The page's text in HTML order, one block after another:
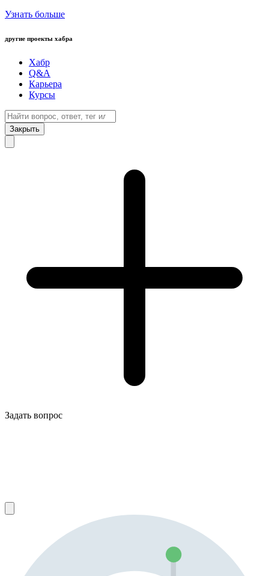
Узнать больше
другие проекты хабра
Хабр
Q&A
Карьера
Курсы
Закрыть
Задать вопрос